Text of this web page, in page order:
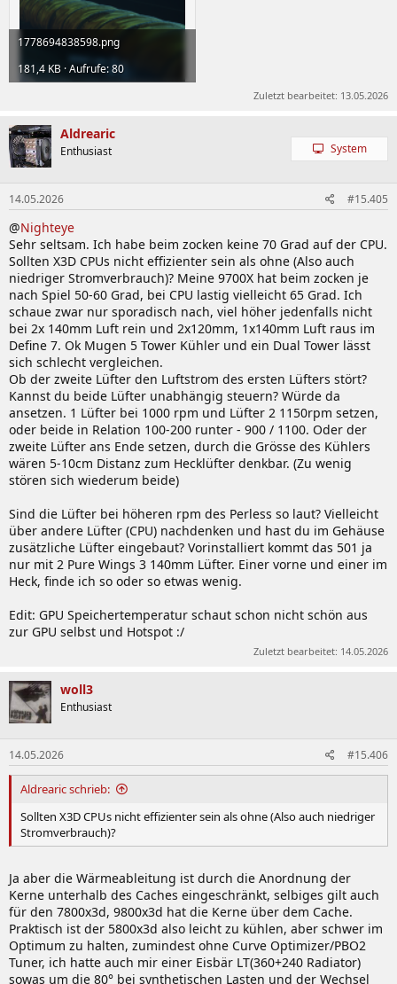
1778694838598.png
181,4 KB · Aufrufe: 80
Zuletzt bearbeitet: 13.05.2026
Aldrearic
Enthusiast System
14.05.2026 #15.405
@Nighteye
Sehr seltsam. Ich habe beim zocken keine 70 Grad auf der CPU.
Sollten X3D CPUs nicht effizienter sein als ohne (Also auch
niedriger Stromverbrauch)? Meine 9700X hat beim zocken je
nach Spiel 50-60 Grad, bei CPU lastig vielleicht 65 Grad. Ich
schaue zwar nur sporadisch nach, viel höher jedenfalls nicht
bei 2x 140mm Luft rein und 2x120mm, 1x140mm Luft raus im
Define 7. Ok Mugen 5 Tower Kühler und ein Dual Tower lässt
sich schlecht vergleichen.
Ob der zweite Lüfter den Luftstrom des ersten Lüfters stört?
Kannst du beide Lüfter unabhängig steuern? Würde da
ansetzen. 1 Lüfter bei 1000 rpm und Lüfter 2 1150rpm setzen,
oder beide in Relation 100-200 runter - 900 / 1100. Oder der
zweite Lüfter ans Ende setzen, durch die Grösse des Kühlers
wären 5-10cm Distanz zum Hecklüfter denkbar. (Zu wenig
stören sich wiederum beide)
Sind die Lüfter bei höheren rpm des Perless so laut? Vielleicht
über andere Lüfter (CPU) nachdenken und hast du im Gehäuse
zusätzliche Lüfter eingebaut? Vorinstalliert kommt das 501 ja
nur mit 2 Pure Wings 3 140mm Lüfter. Einer vorne und einer im
Heck, finde ich so oder so etwas wenig.
Edit: GPU Speichertemperatur schaut schon nicht schön aus
zur GPU selbst und Hotspot :/
Zuletzt bearbeitet: 14.05.2026
woll3
Enthusiast
14.05.2026 #15.406
Aldrearic schrieb:
Sollten X3D CPUs nicht effizienter sein als ohne (Also auch niedriger
Stromverbrauch)?
Ja aber die Wärmeableitung ist durch die Anordnung der
Kerne unterhalb des Caches eingeschränkt, selbiges gilt auch
für den 7800x3d, 9800x3d hat die Kerne über dem Cache.
Praktisch ist der 5800x3d also leicht zu kühlen, aber schwer im
Optimum zu halten, zumindest ohne Curve Optimizer/PBO2
Tuner, ich hatte auch mir einer Eisbär LT(360+240 Radiator)
sowas um die 80° bei synthetischen Lasten und der Wechsel